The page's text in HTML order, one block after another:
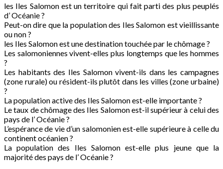
les Iles Salomon est un territoire qui fait parti des plus peuplés
d’ Océanie ?
Peut-on dire que la population des Iles Salomon est vieillissante
ou non ?
les Iles Salomon est une destination touchée par le chômage ?
Les salomoniennes vivent-elles plus longtemps que les hommes
?
Les habitants des Iles Salomon vivent-ils dans les campagnes
(zone rurale) ou résident-ils plutôt dans les villes (zone urbaine)
?
La population active des Iles Salomon est-elle importante ?
Le taux de chômage des Iles Salomon est-il supérieur à celui des
pays de l’ Océanie ?
L’espérance de vie d’un salomonien est-elle supérieure à celle du
continent océanien ?
La population des Iles Salomon est-elle plus jeune que la
majorité des pays de l’ Océanie ?